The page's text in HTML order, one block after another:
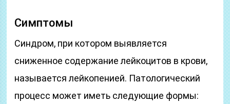
Симптомы
Синдром, при котором выявляется
сниженное содержание лейкоцитов в крови,
называется лейкопенией. Патологический
процесс может иметь следующие формы: